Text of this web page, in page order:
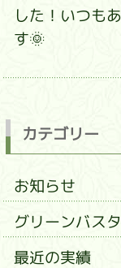
した！いつも
す🌞
カテゴリー
お知らせ
グリーンバス
最近の実績